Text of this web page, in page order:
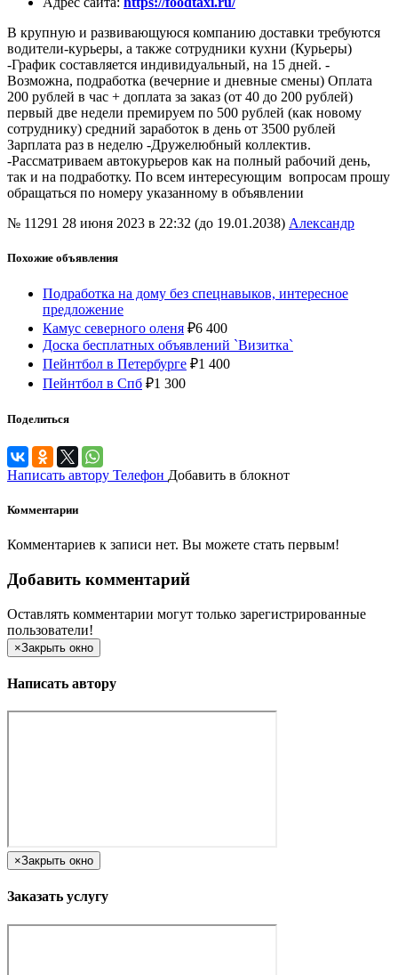
В крупную и развивающуюся компанию доставки требуются
водители-курьеры, а также сотрудники кухни (Курьеры)
-График составляется индивидуальный, на 15 дней. -
Возможна, подработка (вечерние и дневные смены) Оплата
200 рублей в час + доплата за заказ (от 40 до 200 рублей)
первый две недели премируем по 500 рублей (как новому
сотруднику) средний заработок в день от 3500 рублей
Зарплата раз в неделю -Дружелюбный коллектив.
-Рассматриваем автокурьеров как на полный рабочий день,
так и на подработку. По всем интересующим вопросам прошу
обращаться по номеру указанному в объявлении
№ 11291 28 июня 2023 в 22:32 (до 19.01.2038) Александр
Похожие объявления
Подработка на дому без спецнавыков, интересное
предложение
Камус северного оленя ₽6 400
Доска бесплатных объявлений `Визитка`
Пейнтбол в Петербурге ₽1 400
Пейнтбол в Спб ₽1 300
Поделиться
Написать автору Телефон Добавить в блокнот
Комментарии
Комментариев к записи нет. Вы можете стать первым!
Добавить комментарий
Оставлять комментарии могут только зарегистрированные
пользователи!
×Закрыть окно
Написать автору
×Закрыть окно
Заказать услугу